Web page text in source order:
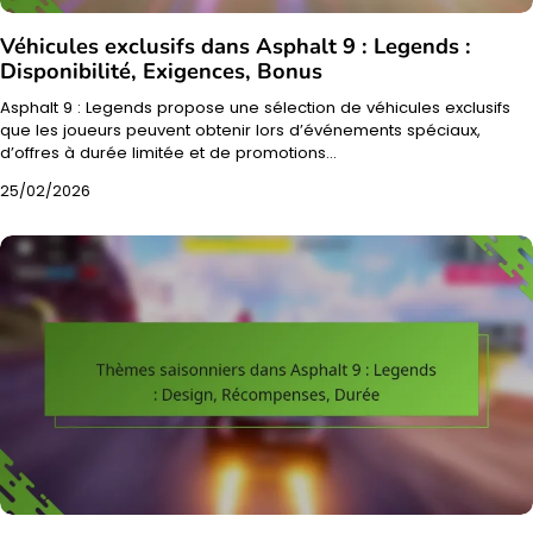
Véhicules exclusifs dans Asphalt 9 : Legends :
Disponibilité, Exigences, Bonus
Asphalt 9 : Legends propose une sélection de véhicules exclusifs
que les joueurs peuvent obtenir lors d’événements spéciaux,
d’offres à durée limitée et de promotions…
25/02/2026